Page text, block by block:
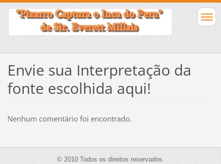
Envie sua Interpretação da
fonte escolhida aqui!
Nenhum comentário foi encontrado.
© 2010 Todos os direitos reservados.